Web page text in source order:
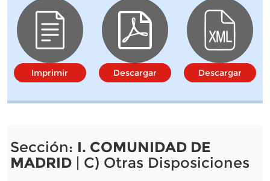
Imprimir Descargar Descargar
Sección: I. COMUNIDAD DE
MADRID| C) Otras Disposiciones